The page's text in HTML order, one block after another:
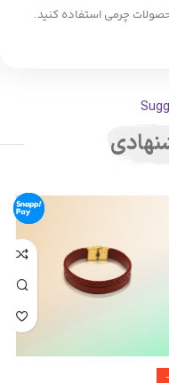
چرمی استفاده کنید.